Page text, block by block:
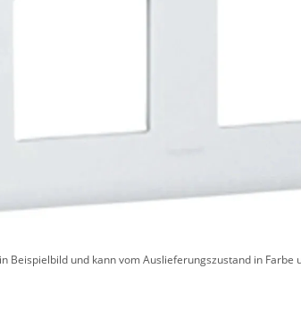
Beispielbild und kann vom Auslieferungszustand in Farbe